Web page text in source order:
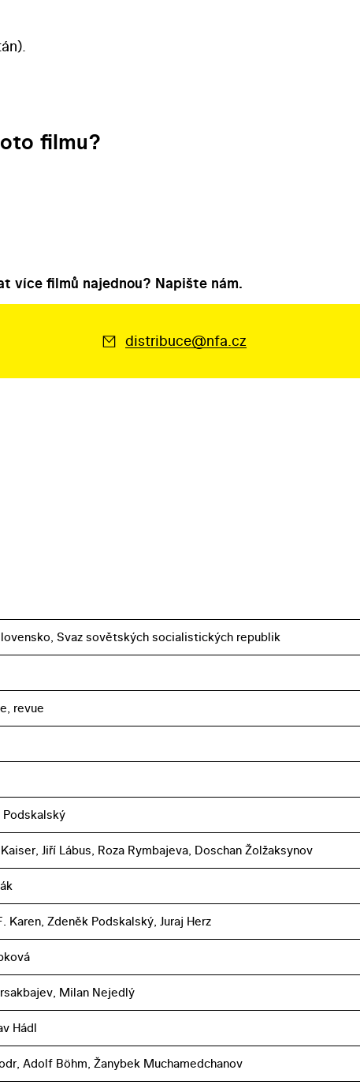
filmu?
více filmů najednou? Napište nám.
distribuce@nfa.cz
Svaz sovětských socialistických republik
revue
Jiří Lábus, Roza Rymbajeva, Doschan Žolžaksynov
Karen, Zdeněk Podskalský, Juraj Herz
Milan Nejedlý
Hádl
Adolf Böhm, Žanybek Muchamedchanov